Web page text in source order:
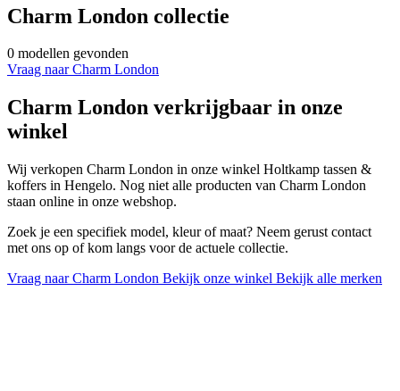
Charm London collectie
0 modellen gevonden
Vraag naar Charm London
Charm London verkrijgbaar in onze
winkel
Wij verkopen Charm London in onze winkel Holtkamp tassen &
koffers in Hengelo. Nog niet alle producten van Charm London
staan online in onze webshop.
Zoek je een specifiek model, kleur of maat? Neem gerust contact
met ons op of kom langs voor de actuele collectie.
Vraag naar Charm London Bekijk onze winkel Bekijk alle merken